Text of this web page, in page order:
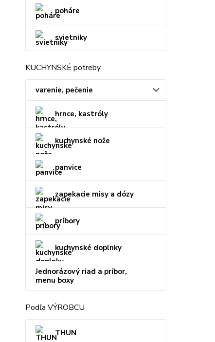
poháre
svietniky
KUCHYNSKÉ potreby
varenie, pečenie
hrnce, kastróly
kuchynské nože
panvice
zapekacie misy a dózy
príbory
kuchynské doplnky
Jednorázový riad a príbor,
menu boxy
Podľa VÝROBCU
THUN